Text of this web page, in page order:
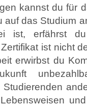
kannst du für
auf das Studium
ist, erfährst
ist nicht
erwirbst du